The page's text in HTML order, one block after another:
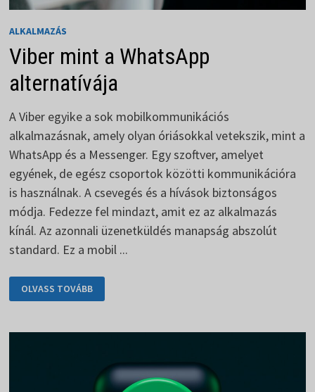
ALKALMAZÁS
Viber mint a WhatsApp
alternatívája
A Viber egyike a sok mobilkommunikációs
alkalmazásnak, amely olyan óriásokkal vetekszik, mint a
WhatsApp és a Messenger. Egy szoftver, amelyet
egyének, de egész csoportok közötti kommunikációra
is használnak. A csevegés és a hívások biztonságos
módja. Fedezze fel mindazt, amit ez az alkalmazás
kínál. Az azonnali üzenetküldés manapság abszolút
standard. Ez a mobil ...
MINT
A
OLVASS TOVÁBB